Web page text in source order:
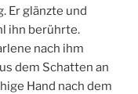
Er glänzte und
ihn berührte.
nach ihm
dem Schatten an
Hand nach dem